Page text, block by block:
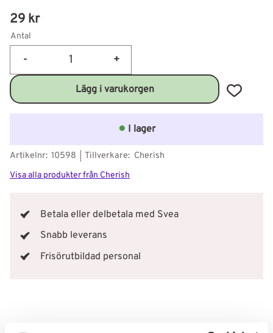
29 kr
Antal
+
-
Lägg till
I lager
Artikelnr 10598 Tillverkare Cherish
Visa alla produkter från Cherish
Betala eller delbetala med Svea
Snabb leverans
Frisörutbildad personal